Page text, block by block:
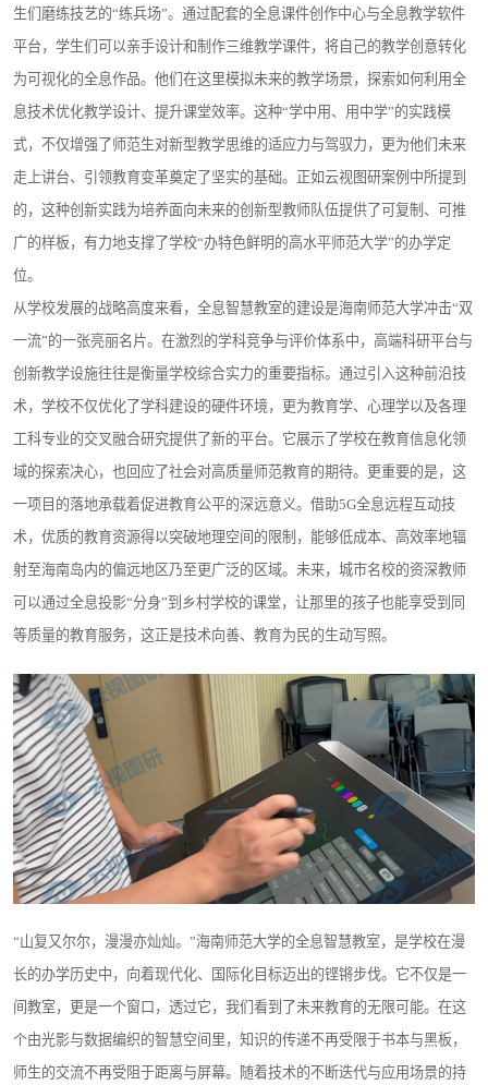
生们磨练技艺的“练兵场”。通过配套的全息课件创作中心与全息教学软件
平台，学生们可以亲手设计和制作三维教学课件，将自己的教学创意转化
为可视化的全息作品。他们在这里模拟未来的教学场景，探索如何利用全
息技术优化教学设计、提升课堂效率。这种“学中用、用中学”的实践模
式，不仅增强了师范生对新型教学思维的适应力与驾驭力，更为他们未来
走上讲台、引领教育变革奠定了坚实的基础。正如云视图研案例中所提到
的，这种创新实践为培养面向未来的创新型教师队伍提供了可复制、可推
广的样板，有力地支撑了学校“办特色鲜明的高水平师范大学”的办学定
位。
从学校发展的战略高度来看，全息智慧教室的建设是海南师范大学冲击“双
一流”的一张亮丽名片。在激烈的学科竞争与评价体系中，高端科研平台与
创新教学设施往往是衡量学校综合实力的重要指标。通过引入这种前沿技
术，学校不仅优化了学科建设的硬件环境，更为教育学、心理学以及各理
工科专业的交叉融合研究提供了新的平台。它展示了学校在教育信息化领
域的探索决心，也回应了社会对高质量师范教育的期待。更重要的是，这
一项目的落地承载着促进教育公平的深远意义。借助5G全息远程互动技
术，优质的教育资源得以突破地理空间的限制，能够低成本、高效率地辐
射至海南岛内的偏远地区乃至更广泛的区域。未来，城市名校的资深教师
可以通过全息投影“分身”到乡村学校的课堂，让那里的孩子也能享受到同
等质量的教育服务，这正是技术向善、教育为民的生动写照。
“山复又尔尔，漫漫亦灿灿。”海南师范大学的全息智慧教室，是学校在漫
长的办学历史中，向着现代化、国际化目标迈出的铿锵步伐。它不仅是一
间教室，更是一个窗口，透过它，我们看到了未来教育的无限可能。在这
个由光影与数据编织的智慧空间里，知识的传递不再受限于书本与黑板，
师生的交流不再受阻于距离与屏幕。随着技术的不断迭代与应用场景的持